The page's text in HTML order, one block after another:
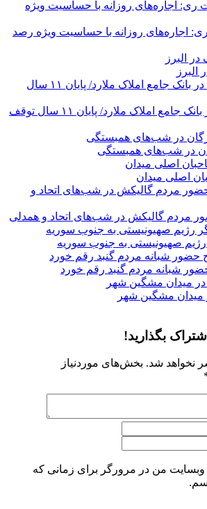
اجاره‌های روزانه با حساسیت ویژه رصد
ثبت ۳۷ هزار پارسل در بانک جامع املاک ملارد/ پایان ۱۱ سال توقف
در شب‌های همبستگی
اصلی میدان
مردم گالیکش در شب‌های اتحاد و همدلی
رژیم صهیونیستی به جنوب سوریه
شبانه مردم گنبد رقم خورد
مشگین شهر
بگذارید!
نخواهد شد. بخش‌های موردنیاز
وبسایت من در مرورگر برای زمانی که